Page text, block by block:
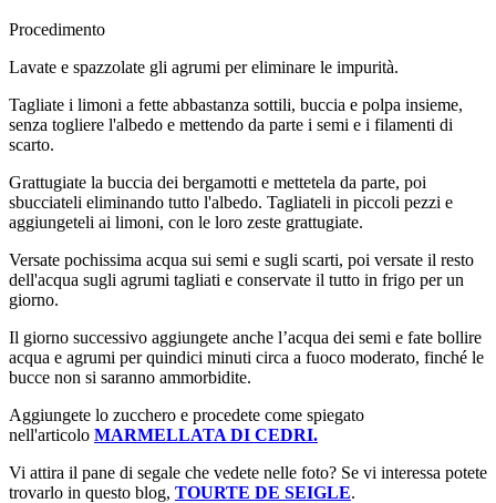
Procedimento
Lavate e spazzolate gli agrumi per eliminare le impurità.
Tagliate i limoni a fette abbastanza sottili, buccia e polpa insieme,
senza togliere l'albedo e mettendo da parte i semi e i filamenti di
scarto.
Grattugiate la buccia dei bergamotti e mettetela da parte, poi
sbucciateli eliminando tutto l'albedo. Tagliateli in piccoli pezzi e
aggiungeteli ai limoni, con le loro zeste grattugiate.
Versate pochissima acqua sui semi e sugli scarti, poi versate il resto
dell'acqua sugli agrumi tagliati e conservate il tutto in frigo per un
giorno.
Il giorno successivo aggiungete anche l’acqua dei semi e fate bollire
acqua e agrumi per quindici minuti circa a fuoco moderato, finché le
bucce non si saranno ammorbidite.
Aggiungete lo zucchero e procedete come spiegato
nell'articolo MARMELLATA DI CEDRI.
Vi attira il pane di segale che vedete nelle foto? Se vi interessa potete
trovarlo in questo blog, TOURTE DE SEIGLE.